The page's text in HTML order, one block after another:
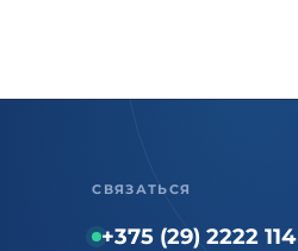
СВЯЗАТЬСЯ
+375 (29) 2222 114